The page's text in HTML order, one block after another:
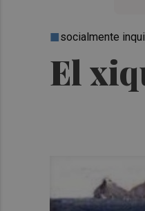
El
socialmente